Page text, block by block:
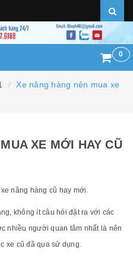
0
Xe nâng hàng nên mua xe
XE MỚI HAY CŨ
nâng hàng cũ hay mới.
không ít câu hỏi đặt ra với các
nhiều người quan tâm nhất là nên
xe cũ đã qua sử dụng.